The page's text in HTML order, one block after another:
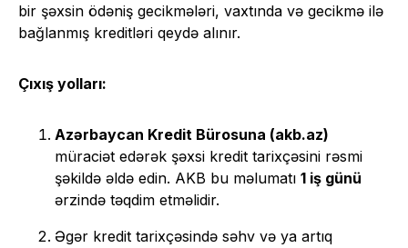
bir şəxsin ödəniş gecikmələri, vaxtında və gecikmə ilə
bağlanmış kreditləri qeydə alınır.
Çıxış yolları:
Azərbaycan Kredit Bürosuna (akb.az)
müraciət edərək şəxsi kredit tarixçəsini rəsmi
şəkildə əldə edin. AKB bu məlumatı 1 iş günü
ərzində təqdim etməlidir.
Əgər kredit tarixçəsində səhv və ya artıq